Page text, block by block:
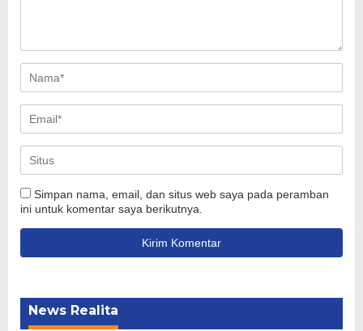
Simpan nama, email, dan situs web saya pada peramban
ini untuk komentar saya berikutnya.
News Realita